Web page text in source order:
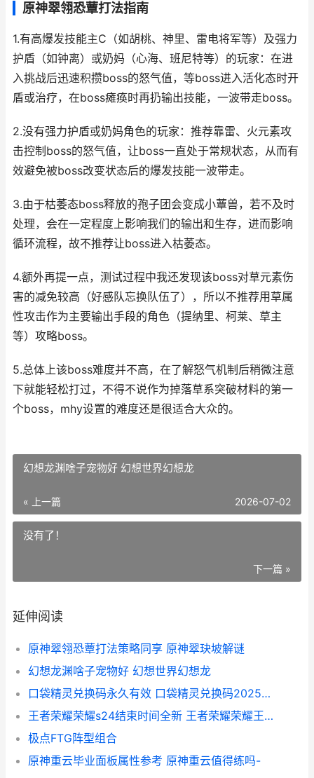
原神翠翎恐蕈打法指南
1.有高爆发技能主C（如胡桃、神里、雷电将军等）及强力
护盾（如钟离）或奶妈（心海、班尼特等）的玩家：在进
入挑战后迅速积攒boss的怒气值，等boss进入活化态时开
盾或治疗，在boss瘫痪时再扔输出技能，一波带走boss。
2.没有强力护盾或奶妈角色的玩家：推荐靠雷、火元素攻
击控制boss的怒气值，让boss一直处于常规状态，从而有
效避免被boss改变状态后的爆发技能一波带走。
3.由于枯萎态boss释放的孢子团会变成小蕈兽，若不及时
处理，会在一定程度上影响我们的输出和生存，进而影响
循环流程，故不推荐让boss进入枯萎态。
4.额外再提一点，测试过程中我还发现该boss对草元素伤
害的减免较高（好感队忘换队伍了），所以不推荐用草属
性攻击作为主要输出手段的角色（提纳里、柯莱、草主
等）攻略boss。
5.总体上该boss难度并不高，在了解怒气机制后稍微注意
下就能轻松打过，不得不说作为掉落草系突破材料的第一
个boss，mhy设置的难度还是很适合大众的。
幻想龙渊啥子宠物好 幻想世界幻想龙
« 上一篇 2026-07-02
没有了！
下一篇 »
延伸阅读
原神翠翎恐蕈打法策略同享 原神翠玦坡解谜
幻想龙渊啥子宠物好 幻想世界幻想龙
口袋精灵兑换码永久有效 口袋精灵兑换码2025永久通用
王者荣耀荣耀s24结束时间全新 王者荣耀荣耀王者
极点FTG阵型组合
原神重云毕业面板属性参考 原神重云值得练吗-